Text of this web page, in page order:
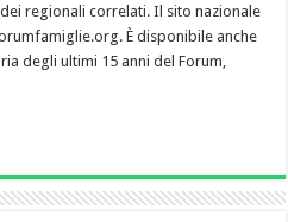
regionali correlati. Il sito nazionale
È disponibile anche
degli ultimi 15 anni del Forum,